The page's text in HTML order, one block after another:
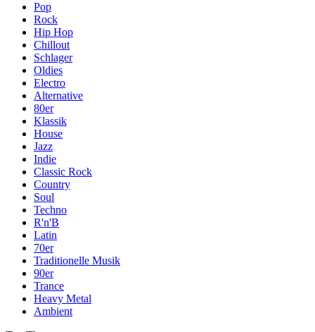
Pop
Rock
Hip Hop
Chillout
Schlager
Oldies
Electro
Alternative
80er
Klassik
House
Jazz
Indie
Classic Rock
Country
Soul
Techno
R'n'B
Latin
70er
Traditionelle Musik
90er
Trance
Heavy Metal
Ambient